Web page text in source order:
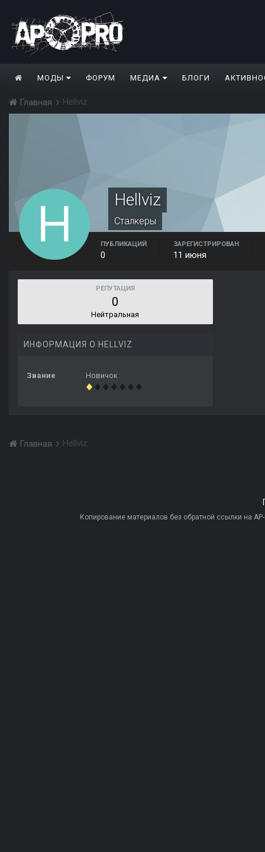
МОДЫ ФОРУМ МЕДИА БЛОГИ
Главная Hellviz
Hellviz
Сталкеры
ПУБЛИКАЦИЙ
0
ЗАРЕГИСТРИРОВАН
11 июня
РЕПУТАЦИЯ
0
Нейтральная
ИНФОРМАЦИЯ О HELLVIZ
Звание Новичок
Главная Hellviz
Копирование материалов без обратной ссылки на